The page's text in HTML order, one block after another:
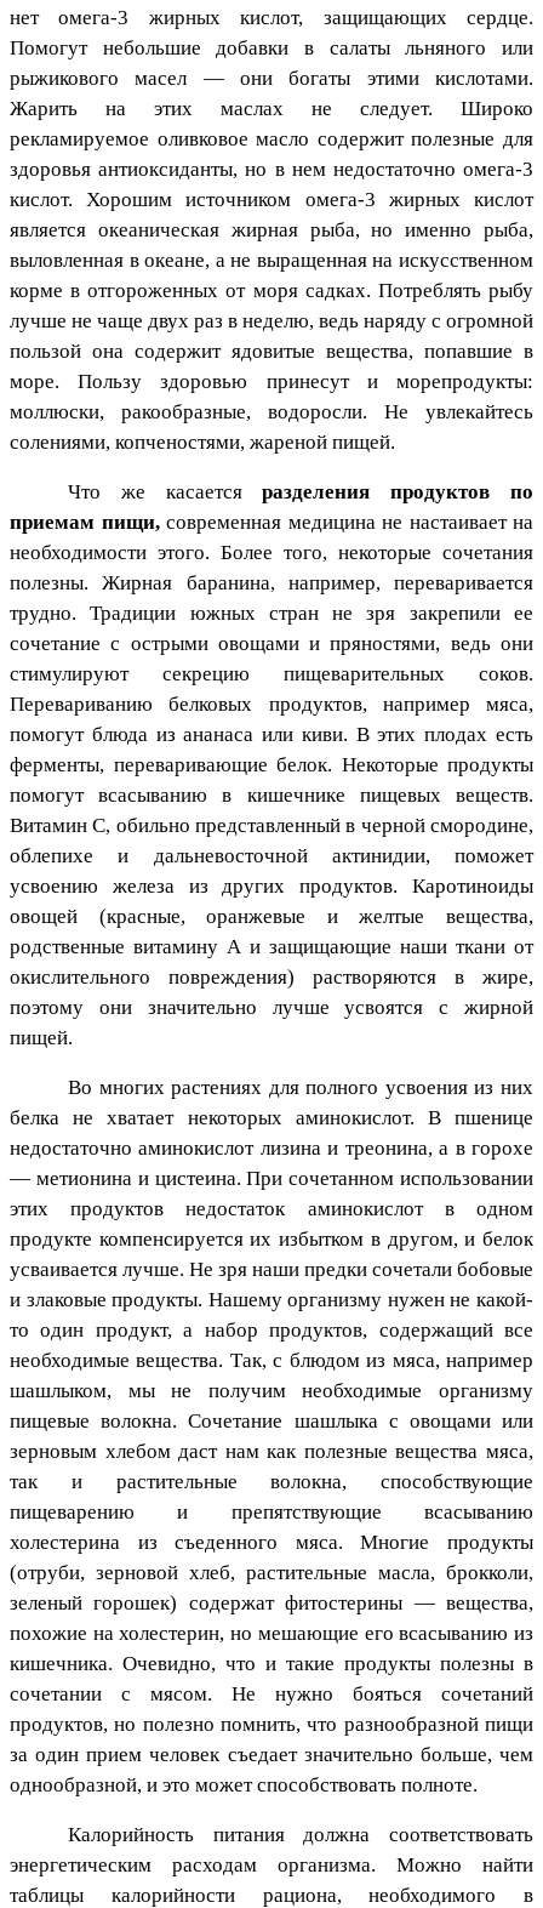
нет омега-3 жирных кислот, защищающих сердце.
Помогут небольшие добавки в салаты льняного или
рыжикового масел — они богаты этими кислотами.
Жарить на этих маслах не следует. Широко
рекламируемое оливковое масло содержит полезные для
здоровья антиоксиданты, но в нем недостаточно омега-3
кислот. Хорошим источником омега-3 жирных кислот
является океаническая жирная рыба, но именно рыба,
выловленная в океане, а не выращенная на искусственном
корме в отгороженных от моря садках. Потреблять рыбу
лучше не чаще двух раз в неделю, ведь наряду с огромной
пользой она содержит ядовитые вещества, попавшие в
море. Пользу здоровью принесут и морепродукты:
моллюски, ракообразные, водоросли. Не увлекайтесь
солениями, копченостями, жареной пищей.
Что же касаетсяразделения продуктов по
приемам пищи,современная медицина не настаивает на
необходимости этого. Более того, некоторые сочетания
полезны. Жирная баранина, например, переваривается
трудно. Традиции южных стран не зря закрепили ее
сочетание с острыми овощами и пряностями, ведь они
стимулируют секрецию пищеварительных соков.
Перевариванию белковых продуктов, например мяса,
помогут блюда из ананаса или киви. В этих плодах есть
ферменты, переваривающие белок. Некоторые продукты
помогут всасыванию в кишечнике пищевых веществ.
Витамин С, обильно представленный в черной смородине,
облепихе и дальневосточной актинидии, поможет
усвоению железа из других продуктов. Каротиноиды
овощей (красные, оранжевые и желтые вещества,
родственные витамину А и защищающие наши ткани от
окислительного повреждения) растворяются в жире,
поэтому они значительно лучше усвоятся с жирной
пищей.
Во многих растениях для полного усвоения из них
белка не хватает некоторых аминокислот. В пшенице
недостаточно аминокислот лизина и треонина, а в горохе
— метионина и цистеина. При сочетанном использовании
этих продуктов недостаток аминокислот в одном
продукте компенсируется их избытком в другом, и белок
усваивается лучше. Не зря наши предки сочетали бобовые
и злаковые продукты. Нашему организму нужен не какой-
то один продукт, а набор продуктов, содержащий все
необходимые вещества. Так, с блюдом из мяса, например
шашлыком, мы не получим необходимые организму
пищевые волокна. Сочетание шашлыка с овощами или
зерновым хлебом даст нам как полезные вещества мяса,
так и растительные волокна, способствующие
пищеварению и препятствующие всасыванию
холестерина из съеденного мяса. Многие продукты
(отруби, зерновой хлеб, растительные масла, брокколи,
зеленый горошек) содержат фитостерины — вещества,
похожие на холестерин, но мешающие его всасыванию из
кишечника. Очевидно, что и такие продукты полезны в
сочетании с мясом. Не нужно бояться сочетаний
продуктов, но полезно помнить, что разнообразной пищи
за один прием человек съедает значительно больше, чем
однообразной, и это может способствовать полноте.
Калорийность питания должна соответствовать
энергетическим расходам организма. Можно найти
таблицы калорийности рациона, необходимого в